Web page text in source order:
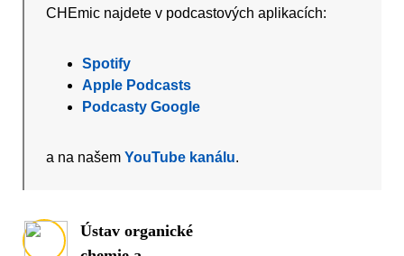
CHEmic najdete v podcastových aplikacích:
Spotify
Apple Podcasts
Podcasty Google
a na našemYouTube kanálu.
Ústav organické